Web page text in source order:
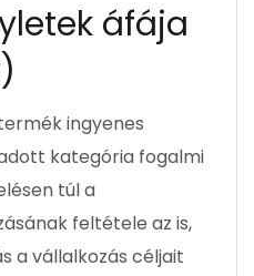
áfája
ingyenes
kategória fogalmi
túl a
feltétele az is,
a vállalkozás céljait